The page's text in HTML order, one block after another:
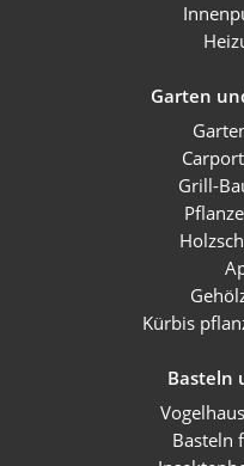
Garten
Grill-
Kürbis
Basteln
Basteln